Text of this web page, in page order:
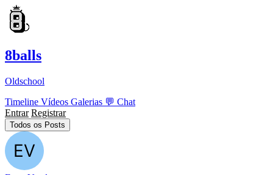
8balls
Oldschool
Timeline Vídeos Galerias 💬 Chat
Entrar Registrar
Todos os Posts